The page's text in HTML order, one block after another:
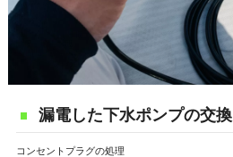
漏電した下水ポンプの交換
コンセントプラグの処理